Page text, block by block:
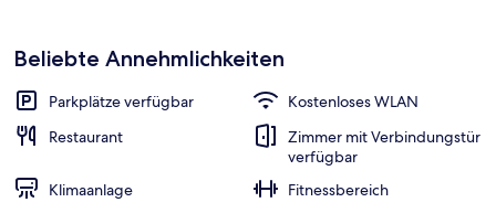
Beliebte Annehmlichkeiten
Parkplätze verfügbar
Kostenloses WLAN
Restaurant
Zimmer mit Verbindungstür
verfügbar
Klimaanlage
Fitnessbereich